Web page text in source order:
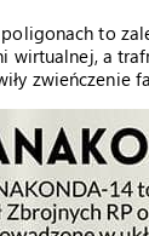
to
wirtualnej, a
zwieńczenie